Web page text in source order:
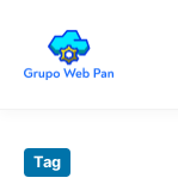
paraTag